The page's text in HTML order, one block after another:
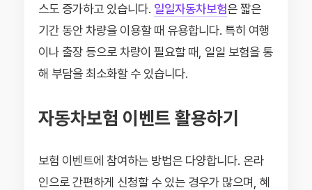
스도 증가하고 있습니다. 일일자동차보험은 짧은
기간 동안 차량을 이용할 때 유용합니다. 특히 여행
이나 출장 등으로 차량이 필요할 때, 일일 보험을 통
해 부담을 최소화할 수 있습니다.
자동차보험 이벤트 활용하기
보험 이벤트에 참여하는 방법은 다양합니다. 온라
인으로 간편하게 신청할 수 있는 경우가 많으며, 혜